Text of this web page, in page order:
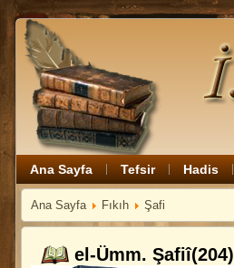
Ana Sayfa Tefsir Hadis
Ana Sayfa Fıkıh Şafi
el-Ümm. Şafiî(204)